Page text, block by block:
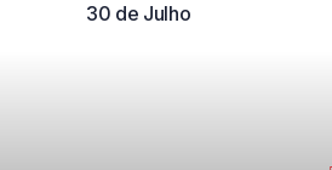
30 de Julho